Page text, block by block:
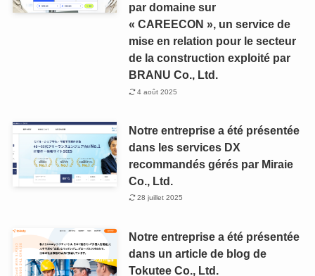
par domaine sur
« CAREECON », un service de
mise en relation pour le secteur
de la construction exploité par
BRANU Co., Ltd.
4 août 2025
Notre entreprise a été présentée
dans les services DX
recommandés gérés par Miraie
Co., Ltd.
28 juillet 2025
Notre entreprise a été présentée
dans un article de blog de
Tokutee Co., Ltd.